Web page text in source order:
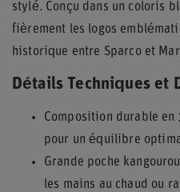
stylé. Conçu dans un coloris
fièrement les logos
historique entre Sparco et
Détails Techniques et
Composition durable en
pour un équilibre
Grande poche
les mains au chaud ou